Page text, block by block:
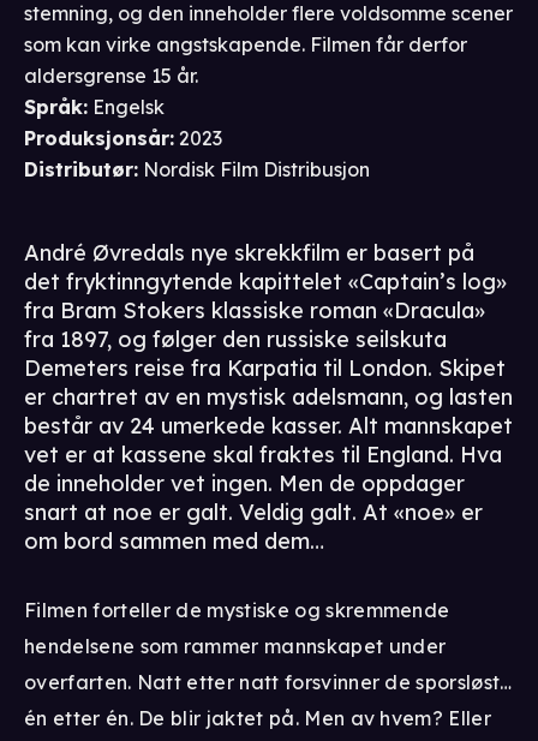
stemning, og den inneholder flere voldsomme scener
som kan virke angstskapende. Filmen får derfor
aldersgrense 15 år.
Språk: Engelsk
Produksjonsår: 2023
Distributør: Nordisk Film Distribusjon
André Øvredals nye skrekkfilm er basert på
det fryktinngytende kapittelet «Captain’s log»
fra Bram Stokers klassiske roman «Dracula»
fra 1897, og følger den russiske seilskuta
Demeters reise fra Karpatia til London. Skipet
er chartret av en mystisk adelsmann, og lasten
består av 24 umerkede kasser. Alt mannskapet
vet er at kassene skal fraktes til England. Hva
de inneholder vet ingen. Men de oppdager
snart at noe er galt. Veldig galt. At «noe» er
om bord sammen med dem…
Filmen forteller de mystiske og skremmende
hendelsene som rammer mannskapet under
overfarten. Natt etter natt forsvinner de sporsløst…
én etter én. De blir jaktet på. Men av hvem? Eller